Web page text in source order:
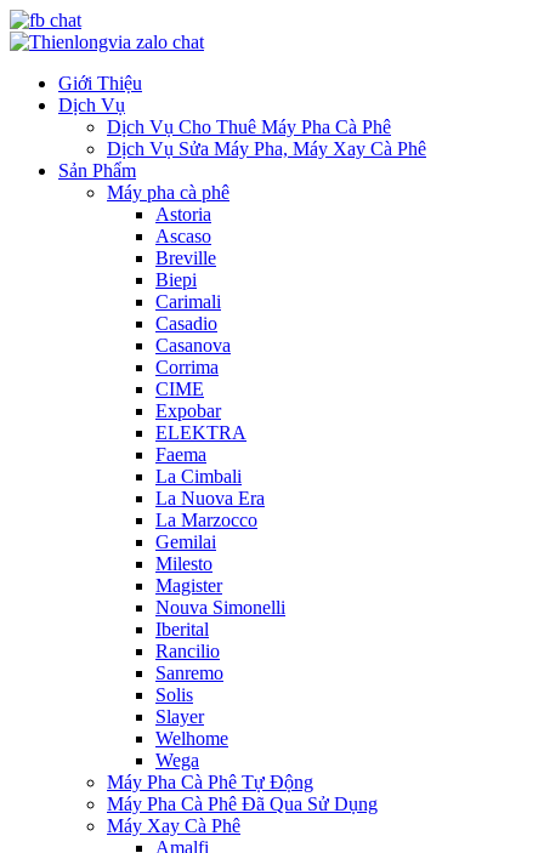
Giới Thiệu
Dịch Vụ
Dịch Vụ Cho Thuê Máy Pha Cà Phê
Dịch Vụ Sửa Máy Pha, Máy Xay Cà Phê
Sản Phẩm
Máy pha cà phê
Astoria
Ascaso
Breville
Biepi
Carimali
Casadio
Casanova
Corrima
CIME
Expobar
ELEKTRA
Faema
La Cimbali
La Nuova Era
La Marzocco
Gemilai
Milesto
Magister
Nouva Simonelli
Iberital
Rancilio
Sanremo
Solis
Slayer
Welhome
Wega
Máy Pha Cà Phê Tự Động
Máy Pha Cà Phê Đã Qua Sử Dụng
Máy Xay Cà Phê
Amalfi